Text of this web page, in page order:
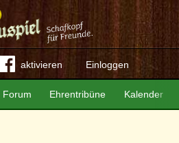
aktivieren Einloggen
Forum Ehrentribüne Kalender